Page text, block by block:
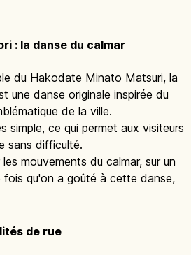
: la danse du calmar
du Hakodate Minato Matsuri, la
une danse originale inspirée du
de la ville.
simple, ce qui permet aux visiteurs
sans difficulté.
mouvements du calmar, sur un
fois qu'on a goûté à cette danse,
de rue